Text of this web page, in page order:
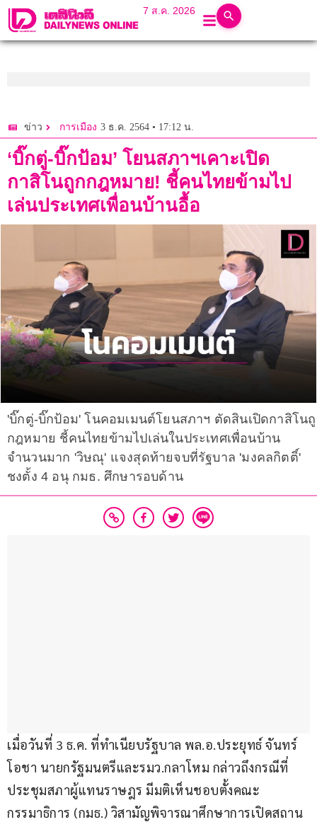
7 ส.ค. 2026
ข่าว การเมือง 3 ธ.ค. 2564 • 17:12 น.
‘บิ๊กตู่-บิ๊กป้อม’ โยนสภาฯเคาะเปิด
กาสิโนถูกกฎหมาย! ชี้คนไทยข้ามไป
เล่นประเทศเพื่อนบ้านอื้อ
'บิ๊กตู่-บิ๊กป้อม' โนคอมเมนต์โยนสภาฯ ตัดสินเปิดกาสิโนถู
กฎหมาย ชี้คนไทยข้ามไปเล่นในประเทศเพื่อนบ้าน
จำนวนมาก 'วิษณุ' แจงสุดท้ายจบที่รัฐบาล 'มงคลกิตติ์'
ชงตั้ง 4 อนุ กมธ. ศึกษารอบด้าน
เมื่อวันที่ 3 ธ.ค. ที่ทำเนียบรัฐบาล พล.อ.ประยุทธ์ จันทร์
โอชา นายกรัฐมนตรีและรมว.กลาโหม กล่าวถึงกรณีที่
ประชุมสภาผู้แทนราษฎร มีมติเห็นชอบตั้งคณะ
กรรมาธิการ (กมธ.) วิสามัญพิจารณาศึกษาการเปิดสถาน